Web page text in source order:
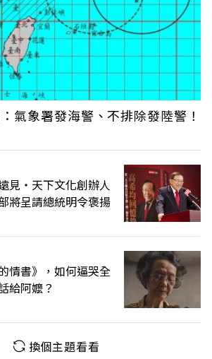
氣象署發海警、不排除發陸警！
見‧天下文化創辦人
將呈請總統明令褒揚
情書》，如何逼哭全
給阿嬤？
換個主題看看